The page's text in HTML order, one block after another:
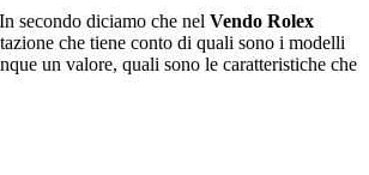
secondo diciamo che nel Vendo Rolex
che tiene conto di quali sono i modelli
un valore, quali sono le caratteristiche che